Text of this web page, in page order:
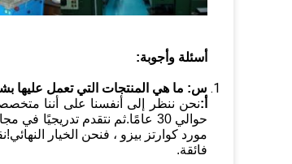
أسئلة وأجوبة:
س: ما هي المنتجات التي تعمل عليها
أ:نحن ننظر إلى أنفسنا على أننا
فائقة.